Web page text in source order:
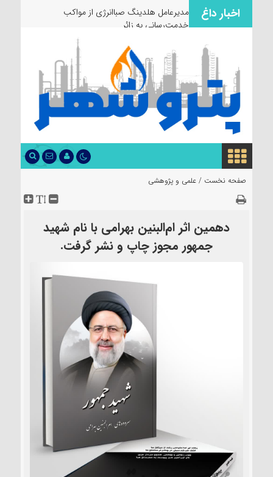
اخبار داغ
مدیرعامل هلدینگ صباانرژی از مواکب
خدمت‌رسانی به زائران و عزاد
صفحه نخست / علمی و پژوهشی
دهمین اثر ام‌البنین بهرامی با نام شهید
جمهور مجوز چاپ و نشر گرفت.